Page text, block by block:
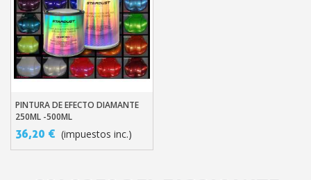
Añadir Al Carrito
PINTURA DE EFECTO DIAMANTE
250ML -500ML
36,20 € (impuestos inc.)